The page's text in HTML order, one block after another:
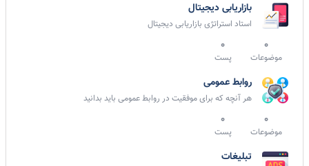
بازاریابی دیجیتال
استاد استراتژی بازاریابی دیجیتال
0
موضوعات
0
پست
روابط عمومی
هر آنچه که برای موفقیت در روابط عمومی باید بدانید
0
موضوعات
0
پست
تبلیغات